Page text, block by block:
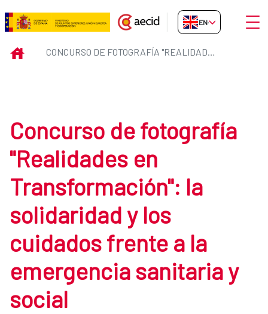
Skip to Main Content
Concurso de fotografía
EN-GB
INICIO CONCURSO DE FOTOGRAFÍA "REALIDADES EN TRANSFORMACIÓN": LA SOLIDARIDAD Y LOS CUIDADOS FRENTE A LA EMERGENCIA SANITARIA Y SOCIAL
Concurso de fotografía
"Realidades en
Transformación": la
solidaridad y los
cuidados frente a la
emergencia sanitaria y
social